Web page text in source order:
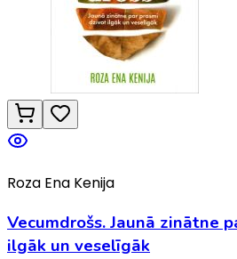
Roza Ena Kenija
Vecumdrošs. Jaunā zinātne
ilgāk un veselīgāk